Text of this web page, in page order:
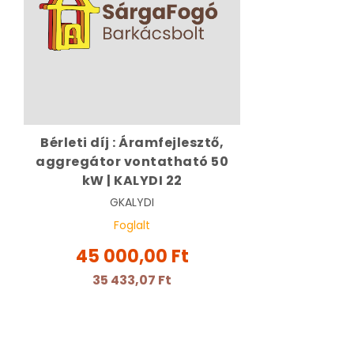
Bérleti díj : Áramfejlesztő,
aggregátor vontatható 50
kW | KALYDI 22
GKALYDI
Foglalt
45 000,00 Ft
35 433,07 Ft